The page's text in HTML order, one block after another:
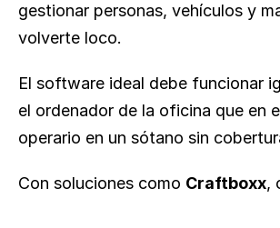
gestionar personas, vehículos y
volverte loco.
El software ideal debe funcionar
el ordenador de la oficina que en
operario en un sótano sin
Con soluciones como Craftboxx,